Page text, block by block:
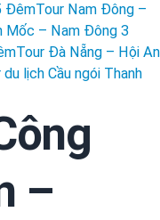
ĐêmTour Nam Đông –
Mốc – Nam Đông 3
Tour Đà Nẵng – Hội An
du lịch Cầu ngói Thanh
–